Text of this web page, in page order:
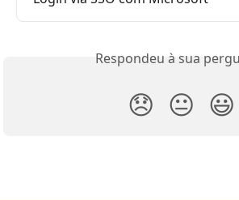
Respondeu à sua
😞 😐 😃